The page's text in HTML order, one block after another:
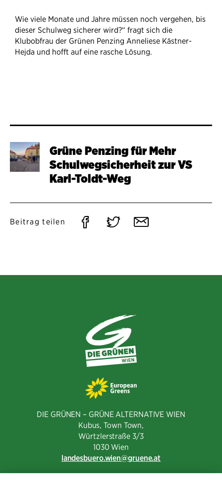
Wie viele Monate und Jahre müssen noch vergehen, bis
dieser Schulweg sicherer wird?“ fragt sich die
Klubobfrau der Grünen Penzing Anneliese Kästner-
Hejda und hofft auf eine rasche Lösung.
Grüne Penzing für Mehr
Schulwegsicherheit zur VS
Karl-Toldt-Weg
Beitrag teilen
Auf Auf Per
DIE GRÜNEN – GRÜNE ALTERNATIVE WIEN
Kubus, Town Town,
Würtzlerstraße 3/3​
1030 Wien
landesbuero.wien
gruene.at